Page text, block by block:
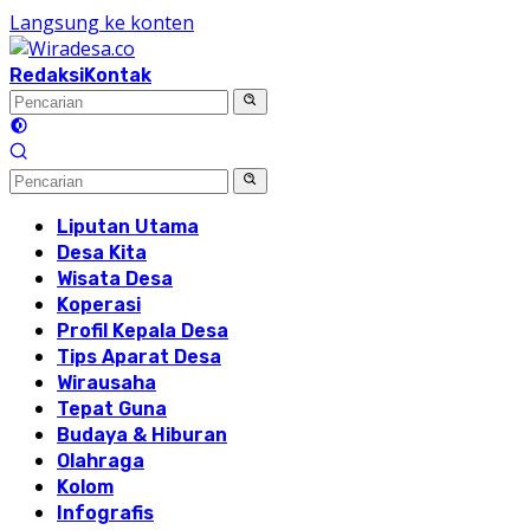
Langsung ke konten
RedaksiKontak
Liputan Utama
Desa Kita
Wisata Desa
Koperasi
Profil Kepala Desa
Tips Aparat Desa
Wirausaha
Tepat Guna
Budaya & Hiburan
Olahraga
Kolom
Infografis